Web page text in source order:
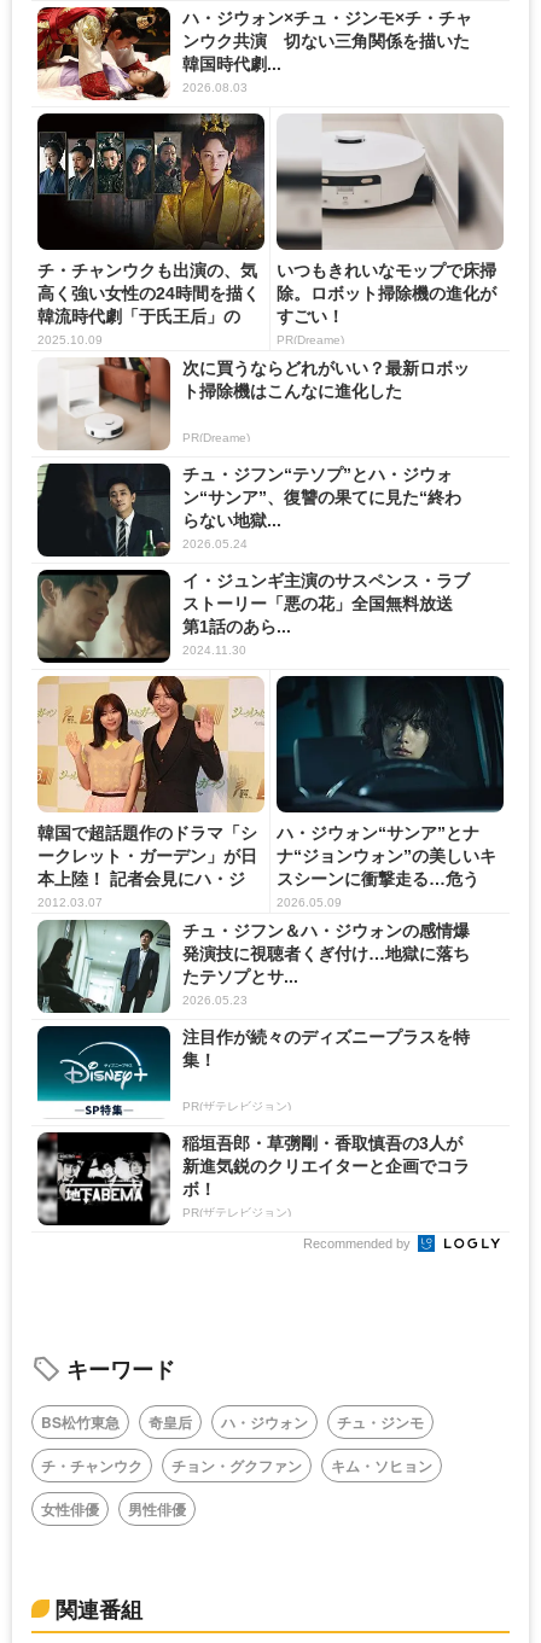
ハ・ジウォン×チュ・ジンモ×チ・チャ
ンウク共演 切ない三角関係を描いた
韓国時代劇...
2026.08.03
チ・チャンウクも出演の、気
高く強い女性の24時間を描く
韓流時代劇「于氏王后」の
見...
2025.10.09
いつもきれいなモップで床掃
除。ロボット掃除機の進化が
すごい！
PR(Dreame)
次に買うならどれがいい？最新ロボッ
ト掃除機はこんなに進化した
PR(Dreame)
チュ・ジフン“テソプ”とハ・ジウォ
ン“サンア”、復讐の果てに見た“終わ
らない地獄...
2026.05.24
イ・ジュンギ主演のサスペンス・ラブ
ストーリー「悪の花」全国無料放送
第1話のあら...
2024.11.30
韓国で超話題作のドラマ「シ
ークレット・ガーデン」が日
本上陸！ 記者会見にハ・ジ
ウ...
2012.03.07
ハ・ジウォン“サンア”とナ
ナ“ジョンウォン”の美しいキ
スシーンに衝撃走る…危う
い...
2026.05.09
チュ・ジフン＆ハ・ジウォンの感情爆
発演技に視聴者くぎ付け…地獄に落ち
たテソプとサ...
2026.05.23
注目作が続々のディズニープラスを特
集！
PR(ザテレビジョン)
稲垣吾郎・草彅剛・香取慎吾の3人が
新進気鋭のクリエイターと企画でコラ
ボ！
PR(ザテレビジョン)
Recommended by
キーワード
BS松竹東急 奇皇后 ハ・ジウォン
チュ・ジンモ
チ・チャンウク
チョン・グクファン
キム・ソヒョン
女性俳優
男性俳優
関連番組